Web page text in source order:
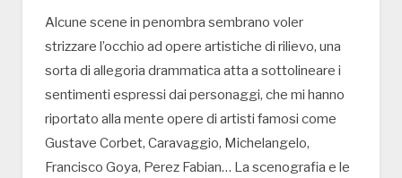
Alcune scene in penombra sembrano voler
strizzare l’occhio ad opere artistiche di rilievo, una
sorta di allegoria drammatica atta a sottolineare i
sentimenti espressi dai personaggi, che mi hanno
riportato alla mente opere di artisti famosi come
Gustave Corbet, Caravaggio, Michelangelo,
Francisco Goya, Perez Fabian… La scenografia e le